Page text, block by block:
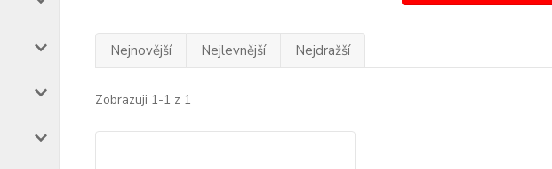
Nejnovější Nejlevnější Nejdražší
Zobrazuji 1-1 z 1